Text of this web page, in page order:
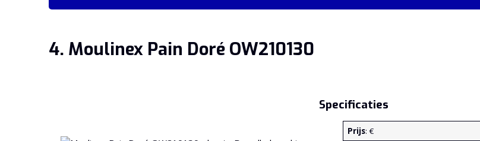
4. Moulinex Pain Doré OW210130
Specificaties
Prijs: €